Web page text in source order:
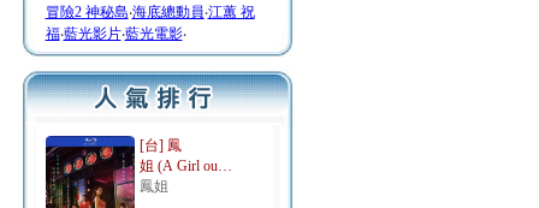
冒險2 神秘島‧海底總動員‧江蕙 祝
福‧藍光影片‧藍光電影‧
[台] 鳳
姐 (A Girl ou…
鳳姐